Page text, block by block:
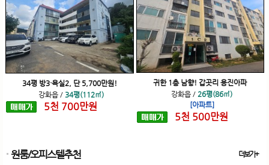
34평 방3·욕실2, 단 5,700만원!
강화읍 / 34평(112㎡)
5천 700만원
귀한 1층 남향! 갑곳리 용진아파
강화읍 / 26평(86㎡)
[아파트]
5천 500만원
원룸/오피스텔추천 더보기+